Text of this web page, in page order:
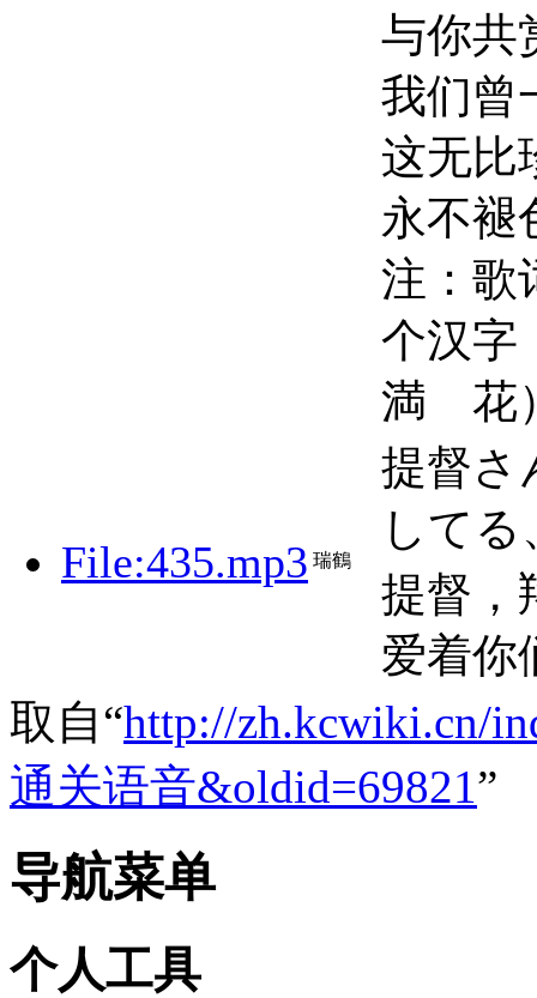
与你共
我们曾
这无比
永不褪
注：歌
个汉
満 花
File:435.mp3 瑞鶴
提督さ
して
提督，
爱着你
取自“http://zh.kcwiki.cn/
通关语音&oldid=69821”
导航菜单
个人工具